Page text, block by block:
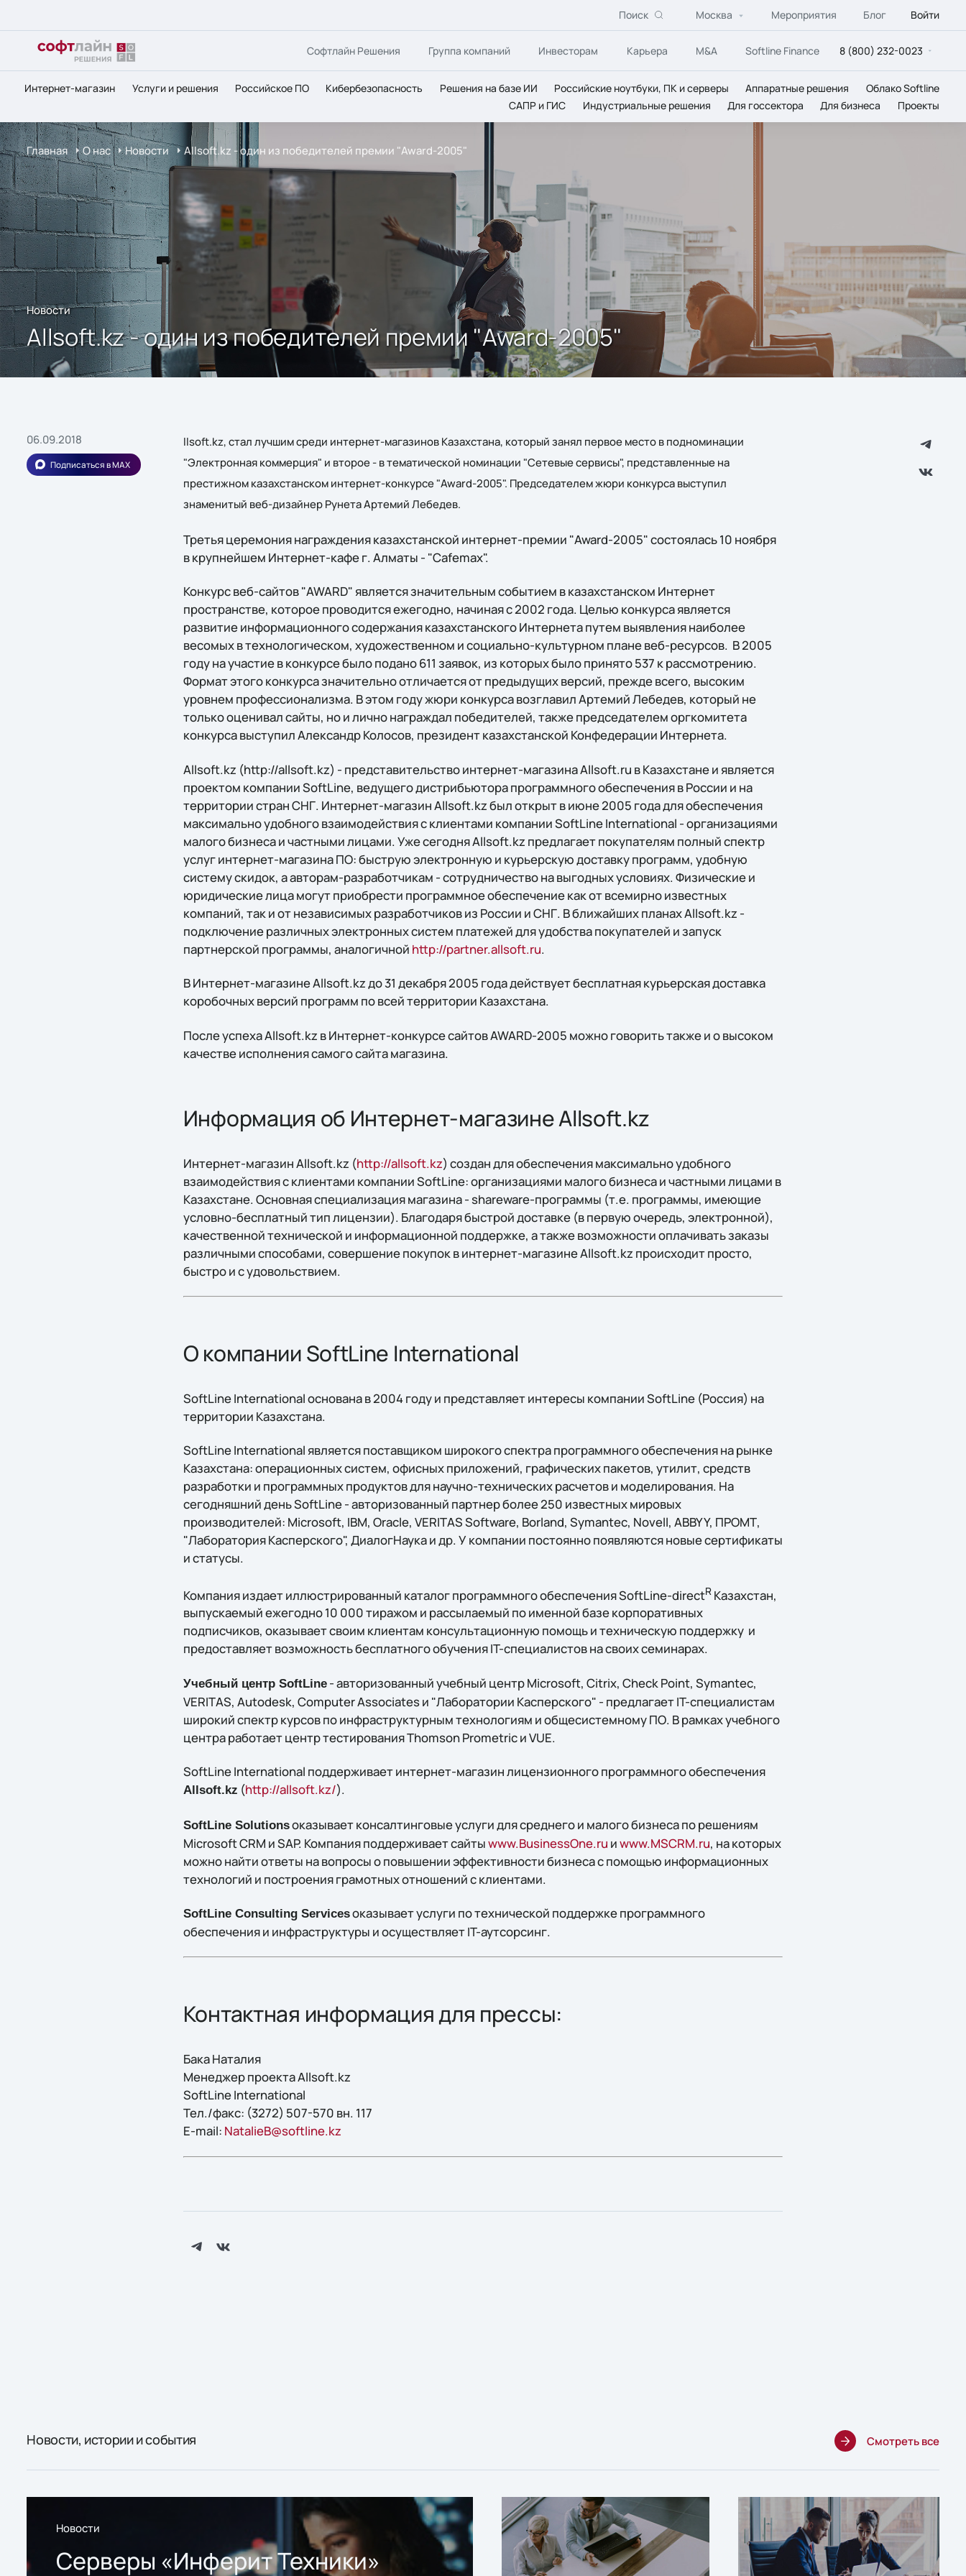
Поиск Москва Мероприятия Блог Войти
Софтлайн Решения Группа компаний Инвесторам Карьера M&A Softline Finance 8 (800) 232-0023
Интернет-магазин Услуги и решения Российское ПО Кибербезопасность Решения на базе ИИ Российские ноутбуки, ПК и серверы Аппаратные решения
Облако Softline
САПР и ГИС
Индустриальные решения Для госсектора Для бизнеса Проекты
Главная О нас Новости Allsoft.kz - один из победителей премии "Award-2005"
Новости
Allsoft.kz - один из победителей премии "Award-2005"
06.09.2018
Подписаться в MAX
llsoft.kz, стал лучшим среди интернет-магазинов Казахстана, который занял первое место в подноминации
"Электронная коммерция" и второе - в тематической номинации "Сетевые сервисы", представленные на
престижном казахстанском интернет-конкурсе "Award-2005". Председателем жюри конкурса выступил
знаменитый веб-дизайнер Рунета Артемий Лебедев.
Третья церемония награждения казахстанской интернет-премии "Award-2005" состоялась 10 ноября
в крупнейшем Интернет-кафе г. Алматы - "Cafemax".
Конкурс веб-сайтов "AWARD" является значительным событием в казахстанском Интернет
пространстве, которое проводится ежегодно, начиная с 2002 года. Целью конкурса является
развитие информационного содержания казахстанского Интернета путем выявления наиболее
весомых в технологическом, художественном и социально-культурном плане веб-ресурсов. В 2005
году на участие в конкурсе было подано 611 заявок, из которых было принято 537 к рассмотрению.
Формат этого конкурса значительно отличается от предыдущих версий, прежде всего, высоким
уровнем профессионализма. В этом году жюри конкурса возглавил Артемий Лебедев, который не
только оценивал сайты, но и лично награждал победителей, также председателем оргкомитета
конкурса выступил Александр Колосов, президент казахстанской Конфедерации Интернета.
Allsoft.kz (http://allsoft.kz) - представительство интернет-магазина Allsoft.ru в Казахстане и является
проектом компании SoftLine, ведущего дистрибьютора программного обеспечения в России и на
территории стран СНГ. Интернет-магазин Allsoft.kz был открыт в июне 2005 года для обеспечения
максимально удобного взаимодействия с клиентами компании SoftLine International - организациями
малого бизнеса и частными лицами. Уже сегодня Allsoft.kz предлагает покупателям полный спектр
услуг интернет-магазина ПО: быструю электронную и курьерскую доставку программ, удобную
систему скидок, а авторам-разработчикам - сотрудничество на выгодных условиях. Физические и
юридические лица могут приобрести программное обеспечение как от всемирно известных
компаний, так и от независимых разработчиков из России и СНГ. В ближайших планах Allsoft.kz -
подключение различных электронных систем платежей для удобства покупателей и запуск
партнерской программы, аналогичной http://partner.allsoft.ru.
В Интернет-магазине Allsoft.kz до 31 декабря 2005 года действует бесплатная курьерская доставка
коробочных версий программ по всей территории Казахстана.
После успеха Allsoft.kz в Интернет-конкурсе сайтов AWARD-2005 можно говорить также и о высоком
качестве исполнения самого сайта магазина.
Информация об Интернет-магазине Allsoft.kz
Интернет-магазин Allsoft.kz (http://allsoft.kz) создан для обеспечения максимально удобного
взаимодействия с клиентами компании SoftLine: организациями малого бизнеса и частными лицами в
Казахстане. Основная специализация магазина - shareware-программы (т.е. программы, имеющие
условно-бесплатный тип лицензии). Благодаря быстрой доставке (в первую очередь, электронной),
качественной технической и информационной поддержке, а также возможности оплачивать заказы
различными способами, совершение покупок в интернет-магазине Allsoft.kz происходит просто,
быстро и с удовольствием.
О компании SoftLine International
SoftLine International основана в 2004 году и представляет интересы компании SoftLine (Россия) на
территории Казахстана.
SoftLine International является поставщиком широкого спектра программного обеспечения на рынке
Казахстана: операционных систем, офисных приложений, графических пакетов, утилит, средств
разработки и программных продуктов для научно-технических расчетов и моделирования. На
сегодняшний день SoftLine - авторизованный партнер более 250 известных мировых
производителей: Microsoft, IBM, Oracle, VERITAS Software, Borland, Symantec, Novell, ABBYY, ПРОМТ,
"Лаборатория Касперского", ДиалогНаука и др. У компании постоянно появляются новые сертификаты
и статусы.
Компания издает иллюстрированный каталог программного обеспечения SoftLine-directRКазахстан,
выпускаемый ежегодно 10 000 тиражом и рассылаемый по именной базе корпоративных
подписчиков, оказывает своим клиентам консультационную помощь и техническую поддержку и
предоставляет возможность бесплатного обучения IT-специалистов на своих семинарах.
Учебный центр SoftLine- авторизованный учебный центр Microsoft, Citrix, Check Point, Symantec,
VERITAS, Autodesk, Computer Associates и "Лаборатории Касперского" - предлагает IT-специалистам
широкий спектр курсов по инфраструктурным технологиям и общесистемному ПО. В рамках учебного
центра работает центр тестирования Thomson Prometric и VUE.
SoftLine International поддерживает интернет-магазин лицензионного программного обеспечения
Allsoft.kz (http://allsoft.kz/).
SoftLine Solutionsоказывает консалтинговые услуги для среднего и малого бизнеса по решениям
Microsoft CRM и SAP. Компания поддерживает сайтыwww.BusinessOne.ru иwww.MSCRM.ru, на которых
можно найти ответы на вопросы о повышении эффективности бизнеса с помощью информационных
технологий и построения грамотных отношений с клиентами.
SoftLine Consulting Servicesоказывает услуги по технической поддержке программного
обеспечения и инфраструктуры и осуществляет IT-аутсорсинг.
Контактная информация для прессы:
Бака Наталия
Менеджер проекта Allsoft.kz
SoftLine International
Тел./факс: (3272) 507-570 вн. 117
E-mail: NatalieB@softline.kz
Новости, истории и события Смотреть все
Новости
Серверы «Инферит Техники»